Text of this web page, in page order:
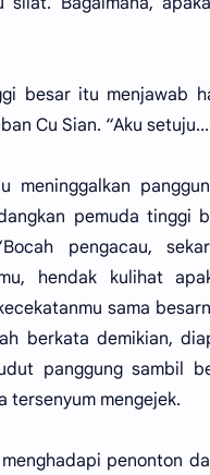
besar itu menjawab
Cu Sian. “Aku
meninggalkan
pemuda tinggi
pengacau,
hendak kulihat
sama
berkata demikian,
panggung sambil
tersenyum mengejek.
penonton